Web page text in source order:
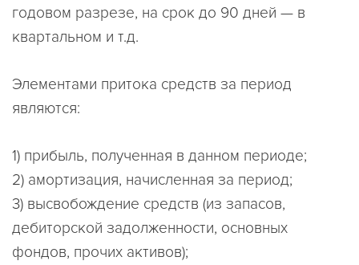
годовом разрезе, на срок до 90 дней — в
квартальном и т.д.
Элементами притока средств за период
являются:
1) прибыль, полученная в данном периоде;
2) амортизация, начисленная за период;
3) высвобождение средств (из запасов,
дебиторской задолженности, основных
фондов, прочих активов);